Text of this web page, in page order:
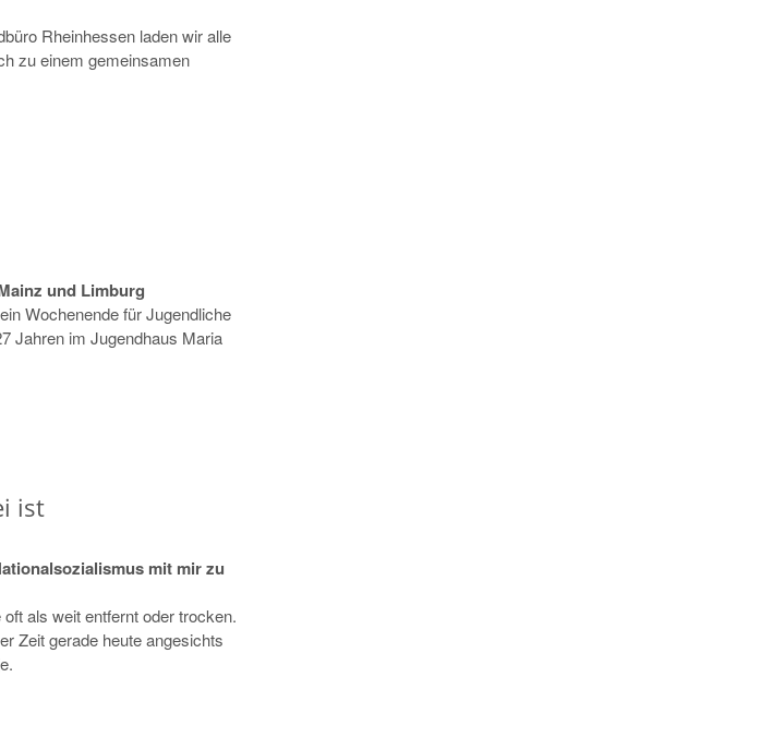
Rheinhessen laden wir alle
zu einem gemeinsamen
und Limburg
Wochenende für Jugendliche
Jahren im Jugendhaus Maria
ist
mit mir zu
als weit entfernt oder trocken.
Zeit gerade heute angesichts